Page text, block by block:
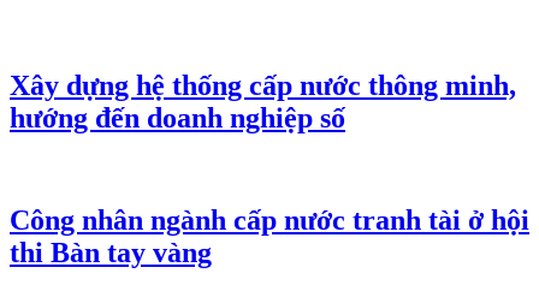
Xây dựng hệ thống cấp nước thông minh,
hướng đến doanh nghiệp số
Công nhân ngành cấp nước tranh tài ở hội
thi Bàn tay vàng